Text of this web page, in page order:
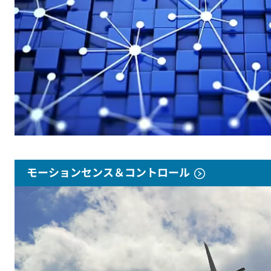
モーションセンス＆コントロール